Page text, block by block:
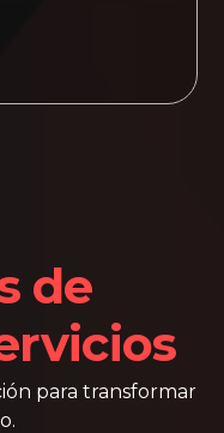
de
para transformar